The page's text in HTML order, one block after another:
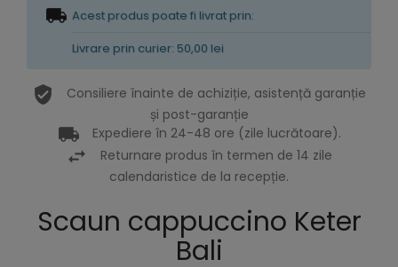
Acest produs poate fi livrat prin:
Livrare prin curier: 50,00 lei
Consiliere înainte de achiziție, asistență garanție
și post-garanție
Expediere în 24-48 ore (zile lucrătoare).
Returnare produs în termen de 14 zile
calendaristice de la recepție.
Scaun cappuccino Keter
Bali